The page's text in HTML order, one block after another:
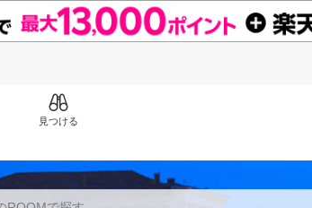
見つける